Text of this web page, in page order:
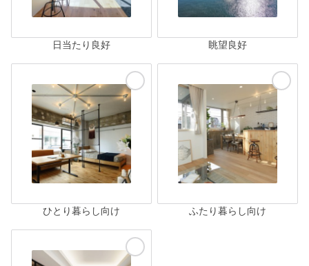
日当たり良好 眺望良好
ひとり暮らし向け ふたり暮らし向け